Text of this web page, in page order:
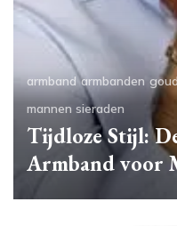
armband armbanden goud
mannen sieraden
Tijdloze Stijl:
Armband voor